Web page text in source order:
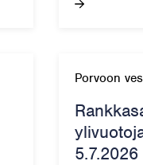
Porvoon
5.7.2026